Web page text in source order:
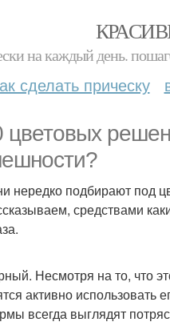
на каждый день.
сделать прическу
цветовых
нередко подбирают под
средствами
Несмотря на то, что
активно
всегда выглядят